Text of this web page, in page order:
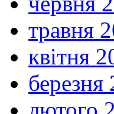
травня
квітня